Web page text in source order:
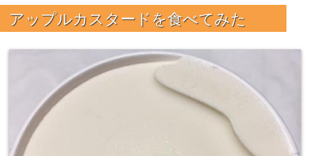
アップルカスタードを食べてみた